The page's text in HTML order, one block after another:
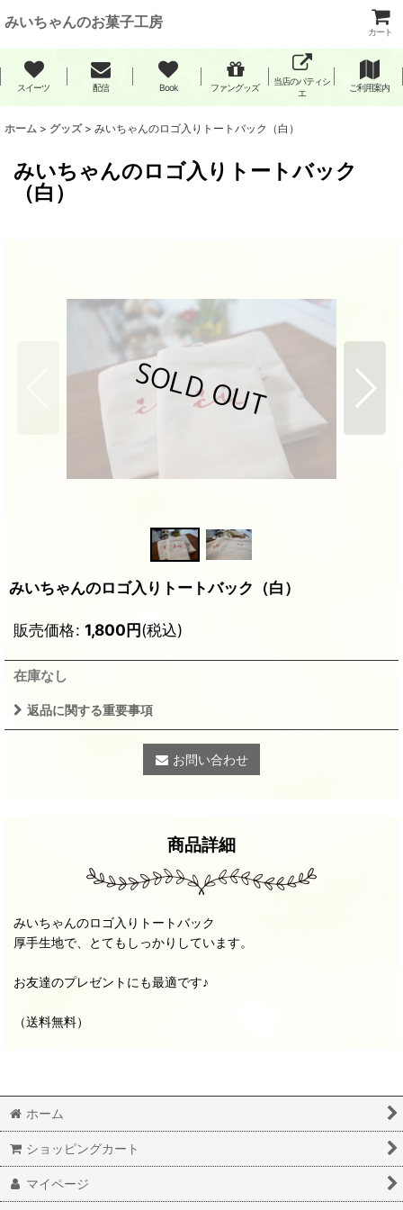
みいちゃんのお菓子工房
カート
スイーツ 配信 Book ファングッズ
当店のパティシ
エ
ご利用案内
ホーム > グッズ > みいちゃんのロゴ入りトートバック（白）
みいちゃんのロゴ入りトートバック
（白）
みいちゃんのロゴ入りトートバック（白）
販売価格: 1,800円(税込)
在庫なし
返品に関する重要事項
お問い合わせ
商品詳細
みいちゃんのロゴ入りトートバック
厚手生地で、とてもしっかりしています。
お友達のプレゼントにも最適です♪
（送料無料）
ホーム
ショッピングカート
マイページ